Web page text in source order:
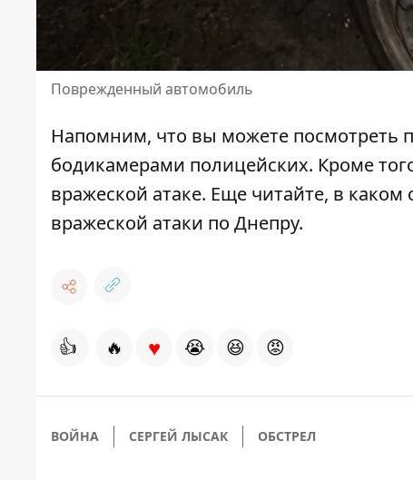
Поврежденный автомобиль
Напомним, что вы можете посмотреть
бодикамерами полицейских. Кроме
вражеской атаке. Еще читайте, в каком
вражеской атаки по Днепру.
👍 🔥 ♥ 😭 😆 😡
ВОЙНА СЕРГЕЙ ЛЫСАК ОБСТРЕЛ